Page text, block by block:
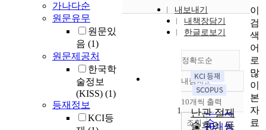
가나다순
원문유무
원문있
음 (1)
원문제공처
한국학
술정보
(KISS) (1)
등재정보
KCI등
내보내기
내책장담기
한글로보기
정확도순
정확도
순
인기도
순
내림차순
내림차순
10개씩 출력
10개씩
조회
1
난관 절제
술후의 동
이
검
색
어
로
많
이
본
자
료